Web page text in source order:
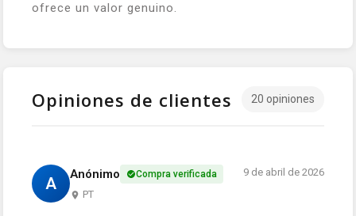
ofrece un valor genuino.
Opiniones de clientes 20 opiniones
A Anónimo Compra verificada
PT
9 de abril de 2026